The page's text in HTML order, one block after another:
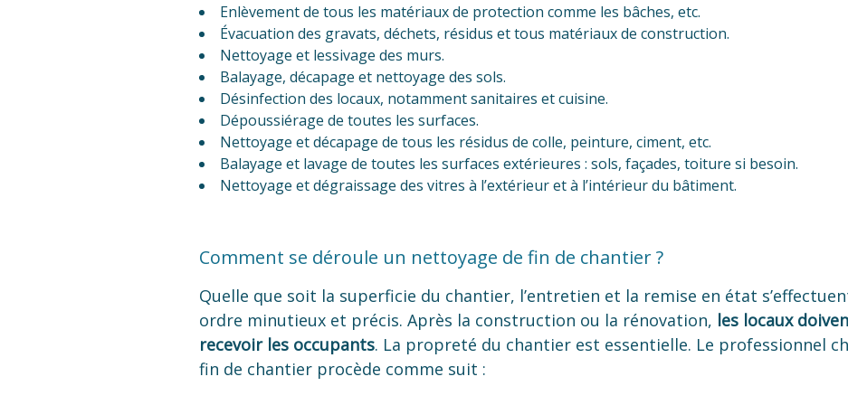
Enlèvement de tous les matériaux de protection comme les bâches, etc.
Évacuation des gravats, déchets, résidus et tous matériaux de construction.
Nettoyage et lessivage des murs.
Balayage, décapage et nettoyage des sols.
Désinfection des locaux, notamment sanitaires et cuisine.
Dépoussiérage de toutes les surfaces.
Nettoyage et décapage de tous les résidus de colle, peinture, ciment, etc.
Balayage et lavage de toutes les surfaces extérieures : sols, façades, toiture si besoin.
Nettoyage et dégraissage des vitres à l’extérieur et à l’intérieur du bâtiment.
Comment se déroule un nettoyage de fin de chantier ?
Quelle que soit la superficie du chantier, l’entretien et la remise en état
ordre minutieux et précis. Après la construction ou la rénovation, les locaux
recevoir les occupants. La propreté du chantier est essentielle. Le professionnel
fin de chantier procède comme suit :